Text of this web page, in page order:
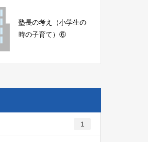
塾長の考え（小学生の
時の子育て）⑥
1